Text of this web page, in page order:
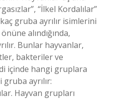
“İlkel Kordalılar”
gruba ayrılır isimlerini
alındığında,
Bunlar hayvanlar,
bakteriler ve
içinde hangi gruplara
gruba ayrılır:
Hayvan grupları